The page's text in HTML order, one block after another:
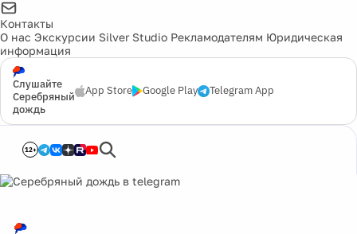
Контакты
О нас Экскурсии Silver Studio Рекламодателям Юридическая
информация
Слушайте
Серебряный
дождь
App Store Google Play Telegram App
12+